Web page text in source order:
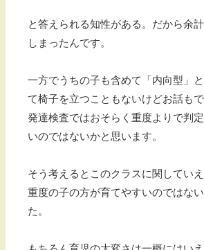
と答えられる知性がある。だから余
しまったんです。
一方でうちの子も含めて「内向型」
て椅子を立つこともないけどお話も
発達検査ではおそらく重度よりで判
いのではないかと思います。
そう考えるとこのクラスに関してい
重度の子の方が育てやすいのではな
た。